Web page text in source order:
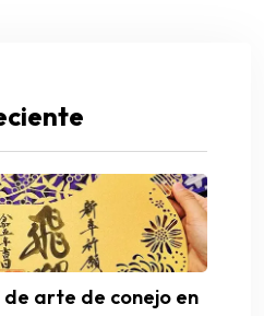
de arte de conejo en